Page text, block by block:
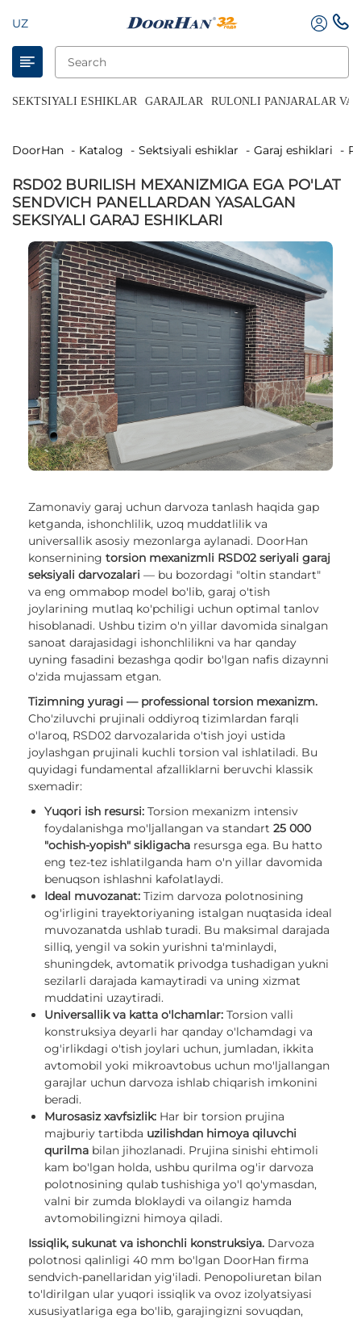
UZ
SEKTSIYALI ESHIKLAR GARAJLAR RULONLI PANJARALAR VA
DoorHan Katalog Sektsiyali eshiklar Garaj eshiklari
RSD02 BURILISH MEXANIZMIGA EGA PO'LAT
SENDVICH PANELLARDAN YASALGAN
SEKSIYALI GARAJ ESHIKLARI
Zamonaviy garaj uchun darvoza tanlash haqida gap
ketganda, ishonchlilik, uzoq muddatlilik va
universallik asosiy mezonlarga aylanadi. DoorHan
konsernining torsion mexanizmli RSD02 seriyali garaj
seksiyali darvozalari — bu bozordagi "oltin standart"
va eng ommabop model bo'lib, garaj o'tish
joylarining mutlaq ko'pchiligi uchun optimal tanlov
hisoblanadi. Ushbu tizim o'n yillar davomida sinalgan
sanoat darajasidagi ishonchlilikni va har qanday
uyning fasadini bezashga qodir bo'lgan nafis dizaynni
o'zida mujassam etgan.
Tizimning yuragi — professional torsion mexanizm.
Cho'ziluvchi prujinali oddiyroq tizimlardan farqli
o'laroq, RSD02 darvozalarida o'tish joyi ustida
joylashgan prujinali kuchli torsion val ishlatiladi. Bu
quyidagi fundamental afzalliklarni beruvchi klassik
sxemadir:
Yuqori ish resursi: Torsion mexanizm intensiv
foydalanishga mo'ljallangan va standart 25 000
"ochish-yopish" sikligacha resursga ega. Bu hatto
eng tez-tez ishlatilganda ham o'n yillar davomida
benuqson ishlashni kafolatlaydi.
Ideal muvozanat: Tizim darvoza polotnosining
og'irligini trayektoriyaning istalgan nuqtasida ideal
muvozanatda ushlab turadi. Bu maksimal darajada
silliq, yengil va sokin yurishni ta'minlaydi,
shuningdek, avtomatik privodga tushadigan yukni
sezilarli darajada kamaytiradi va uning xizmat
muddatini uzaytiradi.
Universallik va katta o'lchamlar: Torsion valli
konstruksiya deyarli har qanday o'lchamdagi va
og'irlikdagi o'tish joylari uchun, jumladan, ikkita
avtomobil yoki mikroavtobus uchun mo'ljallangan
garajlar uchun darvoza ishlab chiqarish imkonini
beradi.
Murosasiz xavfsizlik: Har bir torsion prujina
majburiy tartibda uzilishdan himoya qiluvchi
qurilma bilan jihozlanadi. Prujina sinishi ehtimoli
kam bo'lgan holda, ushbu qurilma og'ir darvoza
polotnosining qulab tushishiga yo'l qo'ymasdan,
valni bir zumda bloklaydi va oilangiz hamda
avtomobilingizni himoya qiladi.
Issiqlik, sukunat va ishonchli konstruksiya. Darvoza
polotnosi qalinligi 40 mm bo'lgan DoorHan firma
sendvich-panellaridan yig'iladi. Penopoliuretan bilan
to'ldirilgan ular yuqori issiqlik va ovoz izolyatsiyasi
xususiyatlariga ega bo'lib, garajingizni sovuqdan,